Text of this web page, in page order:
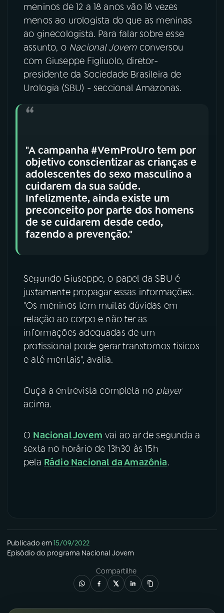
YouTube Facebook
Instagram X
TikTok
meninos de 12 a 18 anos vão 18 vezes
menos ao urologista do que as meninas
ao ginecologista. Para falar sobre esse
assunto, o Nacional Jovemconversou
com Giuseppe Figliuolo, diretor-
presidente da Sociedade Brasileira de
Urologia (SBU) - seccional Amazonas.
"A campanha #VemProUro tem por
objetivo conscientizar as crianças e
adolescentes do sexo masculino a
cuidarem da sua saúde.
Infelizmente, ainda existe um
preconceito por parte dos homens
de se cuidarem desde cedo,
fazendo a prevenção."
Segundo Giuseppe, o papel da SBU é
justamente propagar essas informações.
"Os meninos tem muitas dúvidas em
relação ao corpo e não ter as
informações adequadas de um
profissional pode gerar transtornos fisicos
e até mentais", avalia.
Ouça a entrevista completa no player
acima.
O Nacional Jovem vai ao ar de segunda a
sexta no horário de 13h30 às 15h
pela Rádio Nacional da Amazônia.
Publicado em15/09/2022
Episódio do programa Nacional Jovem
Compartilhe